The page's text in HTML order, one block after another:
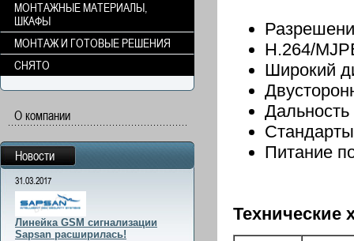
H.264/
Широкий
Питание
Технические
МОНТАЖНЫЕ МАТЕРИАЛЫ,
ШКАФЫ
МОНТАЖ И ГОТОВЫЕ РЕШЕНИЯ
СНЯТО
О компании
Новости
31.03.2017
Линейка GSM сигнализации
Sapsan расширилась!